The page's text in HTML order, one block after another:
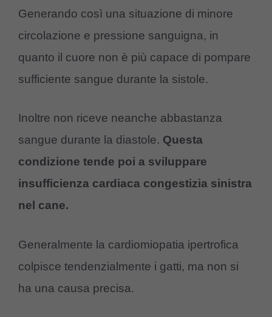
Generando così una situazione di minore
circolazione e pressione sanguigna, in
quanto il cuore non è più capace di pompare
sufficiente sangue durante la sistole.
Inoltre non riceve neanche abbastanza
sangue durante la diastole. Questa
condizione tende poi a sviluppare
insufficienza cardiaca congestizia sinistra
nel cane.
Generalmente la cardiomiopatia ipertrofica
colpisce tendenzialmente i gatti, ma non si
ha una causa precisa.